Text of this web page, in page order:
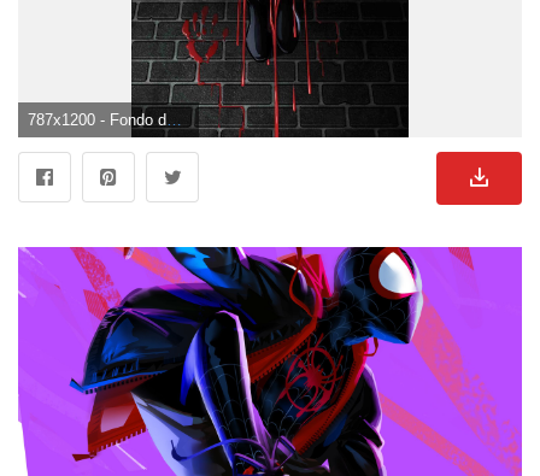
787x1200 - Fondo de pantalla de 787x1200. Fondo para móvil de Miles Morales.